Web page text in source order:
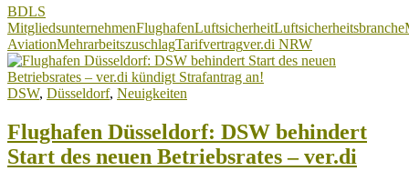
–
Beschäftigte
sollten
ihre
Abrechnungen
genau
BDLS
MitgliedsunternehmenFlughafenLuftsicherheitLuftsicherheitsbranche
AviationMehrarbeitszuschlagTarifvertragver.di NRW
DSW, Düsseldorf, Neuigkeiten
Flughafen Düsseldorf: DSW behindert
Start des neuen Betriebsrates – ver.di